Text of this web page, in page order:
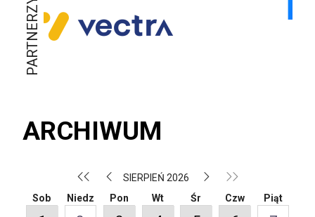
PARTNERZY
ARCHIWUM
SIERPIEŃ 2026
Sob
Niedz Pon Wt Śr Czw Piąt